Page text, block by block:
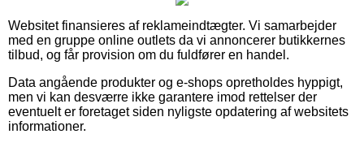
Websitet finansieres af reklameindtægter. Vi samarbejder
med en gruppe online outlets da vi annoncerer butikkernes
tilbud, og får provision om du fuldfører en handel.
Data angående produkter og e-shops opretholdes hyppigt,
men vi kan desværre ikke garantere imod rettelser der
eventuelt er foretaget siden nyligste opdatering af websitets
informationer.